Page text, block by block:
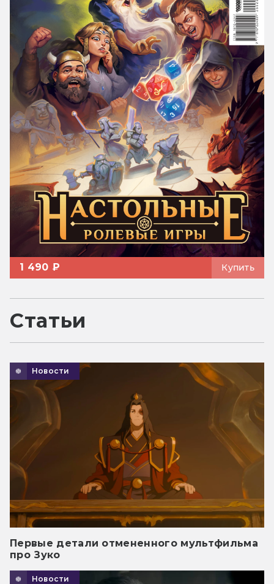
1 490 ₽ Купить
Статьи
Новости
Первые детали отмененного мультфильма
про Зуко
Новости